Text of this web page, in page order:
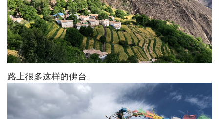
路上很多这样的佛台。